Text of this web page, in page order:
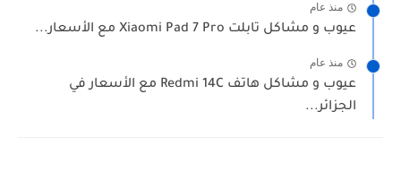
منذ عام
عيوب و مشاكل تابلت Xiaomi Pad 7 Pro مع الأسعار...
منذ عام
عيوب و مشاكل هاتف Redmi 14C مع الأسعار في
الجزائر...